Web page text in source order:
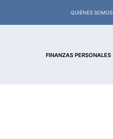
QUIÉNES SOMOS
FINANZAS PERSONALES